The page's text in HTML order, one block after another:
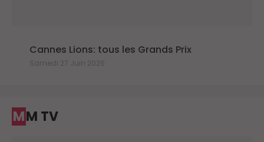
Cannes Lions: tous les Grands Prix
Samedi 27 Juin 2026
MM TV